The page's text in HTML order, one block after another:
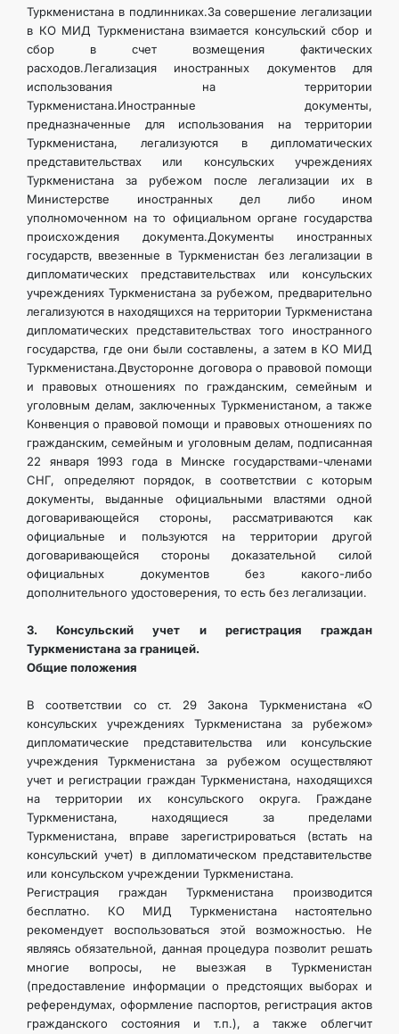
Туркменистана в подлинниках.За совершение легализации
в КО МИД Туркменистана взимается консульский сбор и
сбор в счет возмещения фактических
расходов.Легализация иностранных документов для
использования на территории
Туркменистана.Иностранные документы,
предназначенные для использования на территории
Туркменистана, легализуются в дипломатических
представительствах или консульских учреждениях
Туркменистана за рубежом после легализации их в
Министерстве иностранных дел либо ином
уполномоченном на то официальном органе государства
происхождения документа.Документы иностранных
государств, ввезенные в Туркменистан без легализации в
дипломатических представительствах или консульских
учреждениях Туркменистана за рубежом, предварительно
легализуются в находящихся на территории Туркменистана
дипломатических представительствах того иностранного
государства, где они были составлены, а затем в КО МИД
Туркменистана.Двусторонне договора о правовой помощи
и правовых отношениях по гражданским, семейным и
уголовным делам, заключенных Туркменистаном, а также
Конвенция о правовой помощи и правовых отношениях по
гражданским, семейным и уголовным делам, подписанная
22 января 1993 года в Минске государствами-членами
СНГ, определяют порядок, в соответствии с которым
документы, выданные официальными властями одной
договаривающейся стороны, рассматриваются как
официальные и пользуются на территории другой
договаривающейся стороны доказательной силой
официальных документов без какого-либо
дополнительного удостоверения, то есть без легализации.
3. Консульский учет и регистрация граждан
Туркменистана за границей.
Общие положения
В соответствии со ст. 29 Закона Туркменистана «О
консульских учреждениях Туркменистана за рубежом»
дипломатические представительства или консульские
учреждения Туркменистана за рубежом осуществляют
учет и регистрации граждан Туркменистана, находящихся
на территории их консульского округа. Граждане
Туркменистана, находящиеся за пределами
Туркменистана, вправе зарегистрироваться (встать на
консульский учет) в дипломатическом представительстве
или консульском учреждении Туркменистана.
Регистрация граждан Туркменистана производится
бесплатно. КО МИД Туркменистана настоятельно
рекомендует воспользоваться этой возможностью. Не
являясь обязательной, данная процедура позволит решать
многие вопросы, не выезжая в Туркменистан
(предоставление информации о предстоящих выборах и
референдумах, оформление паспортов, регистрация актов
гражданского состояния и т.п.), а также облегчит